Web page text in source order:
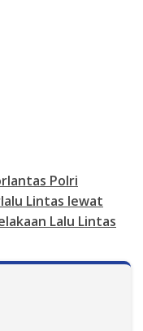
Polri
Lintas lewat
Lalu Lintas